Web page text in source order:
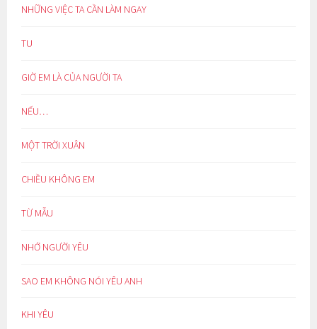
NHỮNG VIỆC TA CẦN LÀM NGAY
TU
GIỜ EM LÀ CỦA NGƯỜI TA
NẾU…
MỘT TRỜI XUÂN
CHIỀU KHÔNG EM
TỪ MẪU
NHỚ NGƯỜI YÊU
SAO EM KHÔNG NÓI YÊU ANH
KHI YÊU